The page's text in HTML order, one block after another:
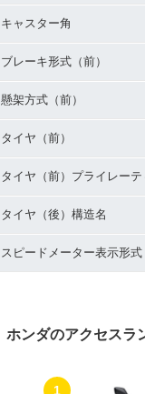
キャスター角
ブレーキ形式（前）
懸架方式（前）
タイヤ（前）
タイヤ（前）プライレー
タイヤ（後）構造名
スピードメーター表示形式
ホンダのアクセスラ
1